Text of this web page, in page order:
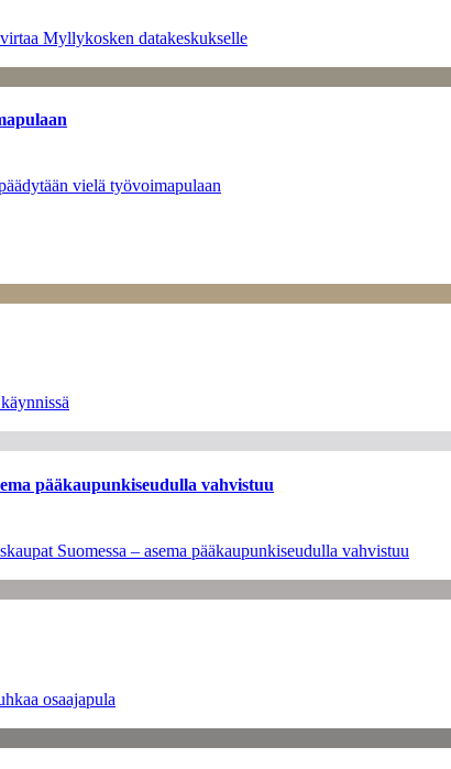
Myllykosken datakeskukselle
vielä työvoimapulaan
pääkaupunkiseudulla vahvistuu
Suomessa – asema pääkaupunkiseudulla vahvistuu
osaajapula